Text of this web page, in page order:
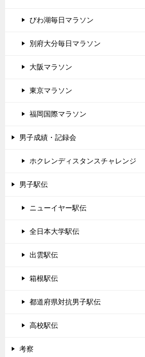
びわ湖毎日マラソン
別府大分毎日マラソン
大阪マラソン
東京マラソン
福岡国際マラソン
男子成績・記録会
ホクレンディスタンスチャレンジ
男子駅伝
ニューイヤー駅伝
全日本大学駅伝
出雲駅伝
箱根駅伝
都道府県対抗男子駅伝
高校駅伝
考察